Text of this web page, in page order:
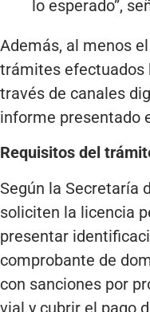
lo esperado”,
Además, al menos
trámites efectuados
través de canales
informe presentado
Requisitos del
Según la Secretaría
soliciten la licencia
presentar
comprobante de
con sanciones por
vial y cubrir el pago